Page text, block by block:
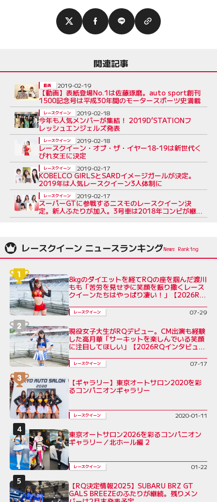
関連記事
【動画】表紙登場No.1は佐藤琢磨。auto sport創刊
1500記念号は平成30年間のモータースポーツ史満載
動画 2019-02-19
今年も人気メンバーが集結！ 2019D’STATIONフ
レッシュエンジェルズ発表
レースクイーン 2019-02-18
レースクイーン・オブ・ザ・イヤー18-19は新世代く
びれ女王に決定
レースクイーン 2019-02-18
KOBELCO GIRLSとSARDイメージガールが決定。
2019年は人気レースクイーン3人体制に
レースクイーン 2019-02-17
スーパーGTに参戦するニスモのレースクイーン決
定。新人ふたりが加入。3号車は2018年コンビが継
続
レースクイーン 2019-02-17
レースクイーン ニュースランキング
8kgのダイエットを経てRQの座を掴んだ渡川
もも「苦労を見せずに笑顔を振り撒くレース
クイーンたちはやっぱり凄い！」【2026RQ
レースクイーン 07-29
現役女子大生がRQデビュー。CM出演も経験
した高月華「サーキットを楽しんでいる笑顔
に注目してほしい」【2026RQインタビュー
レースクイーン 07-17
【ギャラリー】東京オートサロン2020を彩
るコンパニオンギャラリー
レースクイーン 2020-01-11
東京オートサロン2026を彩るコンパニオン
ギャラリー／北ホール編 2
レースクイーン 01-22
【RQ決定情報2025】SUBARU BRZ GT
GALS BREEZEのふたりが継続。残りメン